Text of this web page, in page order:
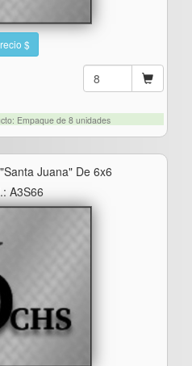
$
Empaque de 8 unidades
Juana" De 6x6
A3S66